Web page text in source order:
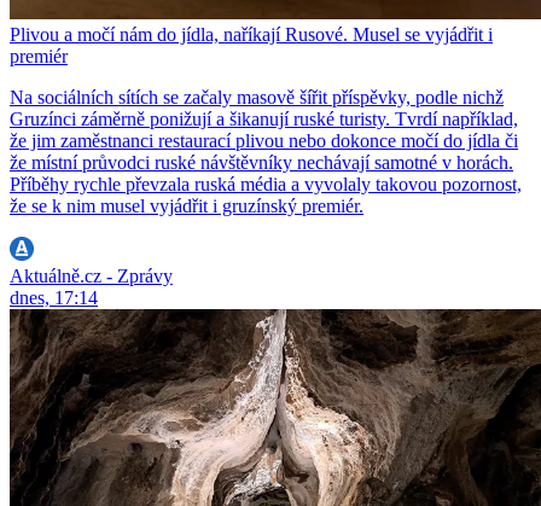
Plivou a močí nám do jídla, naříkají Rusové. Musel se vyjádřit i
premiér
Na sociálních sítích se začaly masově šířit příspěvky, podle nichž
Gruzínci záměrně ponižují a šikanují ruské turisty. Tvrdí například,
že jim zaměstnanci restaurací plivou nebo dokonce močí do jídla či
že místní průvodci ruské návštěvníky nechávají samotné v horách.
Příběhy rychle převzala ruská média a vyvolaly takovou pozornost,
že se k nim musel vyjádřit i gruzínský premiér.
Aktuálně.cz - Zprávy
dnes, 17:14